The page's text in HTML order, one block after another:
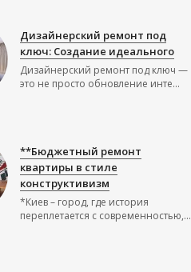
Дизайнерский ремонт под
ключ: Создание идеального
Дизайнерский ремонт под ключ —
это не просто обновление инте...
**Бюджетный ремонт
квартиры в стиле
конструктивизм
*Киев – город, где история
переплетается с современностью,...